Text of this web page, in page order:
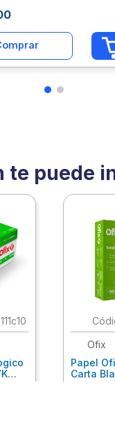
te puede
Ofix
Papel
Carta